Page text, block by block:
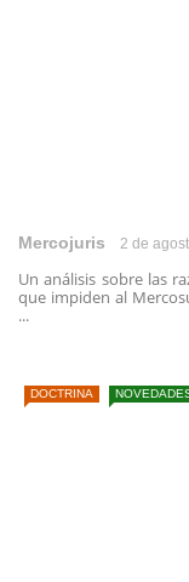
Mercojuris 2 de
Un análisis sobre las
que impiden al
...
DOCTRINA